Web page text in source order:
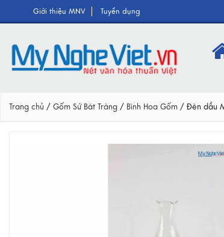
Giới thiệu MNV Tuyển dụng
Trang chủ / Gốm Sứ Bát Tràng / Bình Hoa Gốm / Đèn dầu